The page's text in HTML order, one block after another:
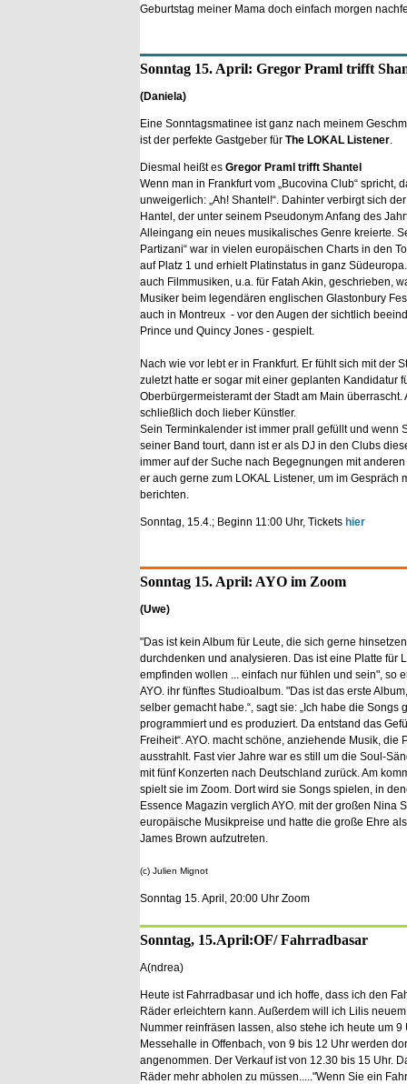
Geburtstag meiner Mama doch einfach morgen
Sonntag 15. April: Gregor Praml trifft
(Daniela)
Eine Sonntagsmatinee ist ganz nach meinem
ist der perfekte Gastgeber für The LOKAL Listener.
Diesmal heißt es Gregor Praml trifft Shantel
Wenn man in Frankfurt vom „Bucovina Club“ spricht,
unweigerlich: „Ah! Shantel!“. Dahinter verbirgt sich
Hantel, der unter seinem Pseudonym Anfang des
Alleingang ein neues musikalisches Genre kreierte.
Partizani“ war in vielen europäischen Charts in den
auf Platz 1 und erhielt Platinstatus in ganz
auch Filmmusiken, u.a. für Fatah Akin, geschrieben,
Musiker beim legendären englischen Glastonbury
auch in Montreux - vor den Augen der sichtlich
Prince und Quincy Jones - gespielt.
Nach wie vor lebt er in Frankfurt. Er fühlt sich mit der
zuletzt hatte er sogar mit einer geplanten Kandidatur
Oberbürgermeisteramt der Stadt am Main überrascht.
schließlich doch lieber Künstler.
Sein Terminkalender ist immer prall gefüllt und wenn
seiner Band tourt, dann ist er als DJ in den Clubs
immer auf der Suche nach Begegnungen mit
er auch gerne zum LOKAL Listener, um im
berichten.
Sonntag, 15.4.; Beginn 11:00 Uhr, Tickets hier
Sonntag 15. April: AYO im Zoom
(Uwe)
"Das ist kein Album für Leute, die sich gerne
durchdenken und analysieren. Das ist eine Platte für
empfinden wollen ... einfach nur fühlen und sein", so
AYO. ihr fünftes Studioalbum. "Das ist das erste
selber gemacht habe.“, sagt sie: „Ich habe die Songs
programmiert und es produziert. Da entstand das
Freiheit“. AYO. macht schöne, anziehende Musik, die
ausstrahlt. Fast vier Jahre war es still um die Soul-
mit fünf Konzerten nach Deutschland zurück. Am
spielt sie im Zoom. Dort wird sie Songs spielen, in
Essence Magazin verglich AYO. mit der großen Nina
europäische Musikpreise und hatte die große Ehre
James Brown aufzutreten.
(c) Julien Mignot
Sonntag 15. April, 20:00 Uhr Zoom
Sonntag, 15.April:OF/ Fahrradbasar
A(ndrea)
Heute ist Fahrradbasar und ich hoffe, dass ich den
Räder erleichtern kann. Außerdem will ich Lilis
Nummer reinfräsen lassen, also stehe ich heute um 9
Messehalle in Offenbach, von 9 bis 12 Uhr werden
angenommen. Der Verkauf ist von 12.30 bis 15 Uhr.
Räder mehr abholen zu müssen....."Wenn Sie ein